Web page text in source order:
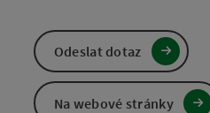
Odeslat dotaz
Na webové stránky